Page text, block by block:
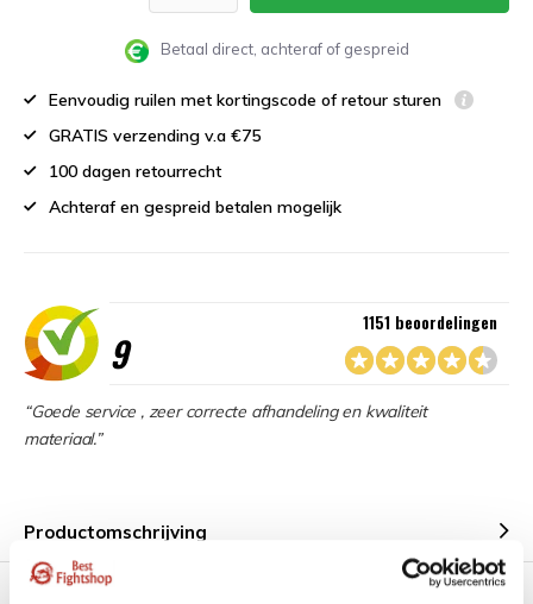
Betaal direct, achteraf of gespreid
Eenvoudig ruilen met kortingscode of retour sturen
GRATIS verzending v.a €75
100 dagen retourrecht
Achteraf en gespreid betalen mogelijk
9
1151 beoordelingen
“Goede service , zeer correcte afhandeling en kwaliteit
materiaal.”
Productomschrijving
Product tags